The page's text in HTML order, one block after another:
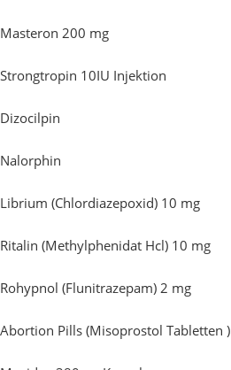
Masteron 200 mg
Strongtropin 10IU Injektion
Dizocilpin
Nalorphin
Librium (Chlordiazepoxid) 10 mg
Ritalin (Methylphenidat Hcl) 10 mg
Rohypnol (Flunitrazepam) 2 mg
Abortion Pills (Misoprostol Tabletten )